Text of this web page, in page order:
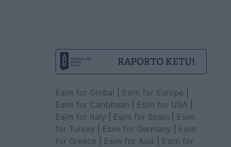
Esim for Global Esim for Europe
Esim for Caribbean
Esim for USA
Esim for Italy
Esim for Spain
Esim
for Turkey
Esim for Germany
Esim
for Greece
Esim for Asia
Esim for